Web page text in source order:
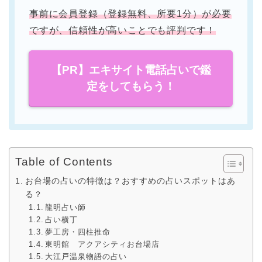
事前に会員登録（登録無料、所要1分）が必要
ですが、信頼性が高いことでも評判です！
【PR】エキサイト電話占いで鑑
定をしてもらう！
Table of Contents
お台場の占いの特徴は？おすすめの占いスポットはあ
る？
龍明占い師
占い横丁
夢工房・四柱推命
東明館 アクアシティお台場店
大江戸温泉物語の占い